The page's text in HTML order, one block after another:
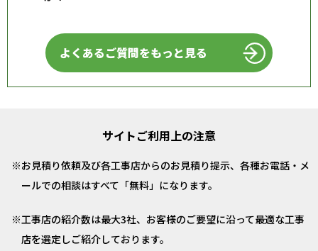
よくあるご質問をもっと見る
サイトご利用上の注意
お見積り依頼及び各工事店からのお見積り提示、各種お電話・メ
ールでの相談はすべて「無料」になります。
工事店の紹介数は最大3社、お客様のご要望に沿って最適な工事
店を選定しご紹介しております。